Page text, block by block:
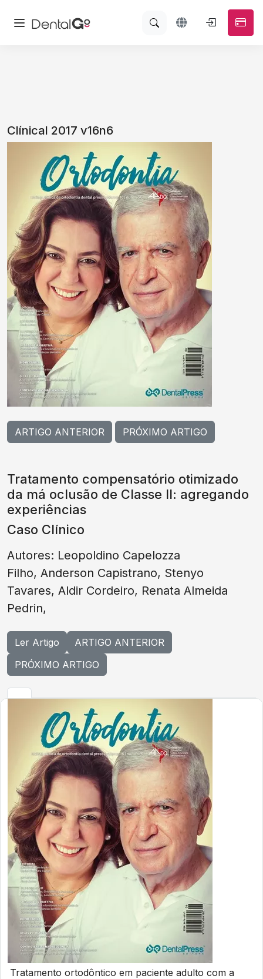
Clínical 2017 v16n6
ARTIGO ANTERIOR PRÓXIMO ARTIGO
Tratamento compensatório otimizado
da má oclusão de Classe II: agregando
experiências
Caso Clínico
Autores: Leopoldino Capelozza
Filho, Anderson Capistrano, Stenyo
Tavares, Aldir Cordeiro, Renata Almeida
Pedrin,
Ler Artigo
ARTIGO ANTERIOR
PRÓXIMO ARTIGO
Tratamento ortodôntico em paciente adulto com a